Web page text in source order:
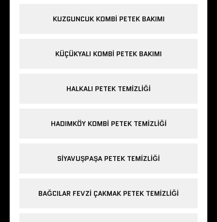
KUZGUNCUK KOMBI PETEK BAKIMI
KÜÇÜKYALI KOMBI PETEK BAKIMI
HALKALI PETEK TEMIZLIĞI
HADIMKÖY KOMBI PETEK TEMIZLIĞI
SIYAVUŞPAŞA PETEK TEMIZLIĞI
BAĞCILAR FEVZI ÇAKMAK PETEK TEMIZLIĞI